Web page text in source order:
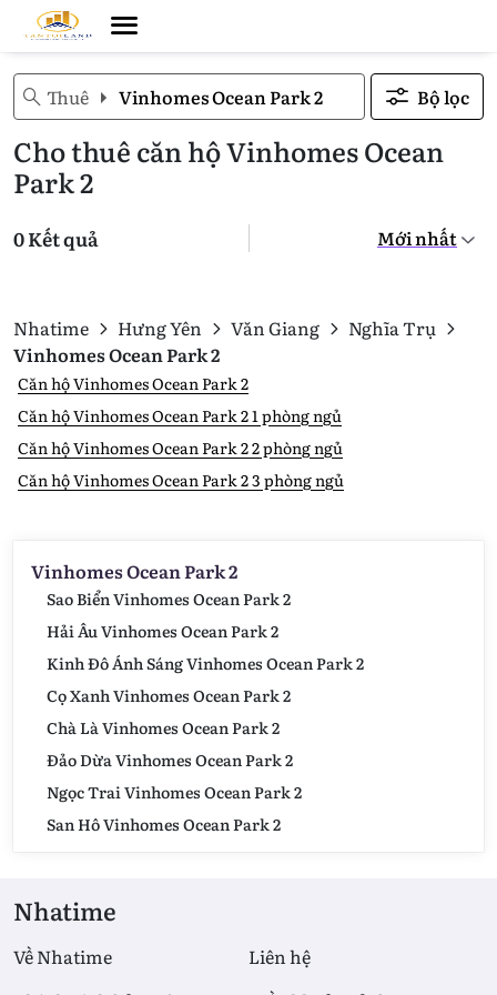
Thuê Vinhomes Ocean Park 2 Bộ lọc
Cho thuê căn hộ Vinhomes Ocean
Park 2
0 Kết quả
Nhatime Hưng Yên Văn Giang
Nghĩa Trụ
Vinhomes Ocean Park 2
Căn hộ Vinhomes Ocean Park 2
Căn hộ Vinhomes Ocean Park 2 1 phòng ngủ
Căn hộ Vinhomes Ocean Park 2 2 phòng ngủ
Căn hộ Vinhomes Ocean Park 2 3 phòng ngủ
Vinhomes Ocean Park 2
Sao Biển Vinhomes Ocean Park 2
Hải Âu Vinhomes Ocean Park 2
Kinh Đô Ánh Sáng Vinhomes Ocean Park 2
Cọ Xanh Vinhomes Ocean Park 2
Chà Là Vinhomes Ocean Park 2
Đảo Dừa Vinhomes Ocean Park 2
Ngọc Trai Vinhomes Ocean Park 2
San Hô Vinhomes Ocean Park 2
Nhatime
Về Nhatime
Liên hệ